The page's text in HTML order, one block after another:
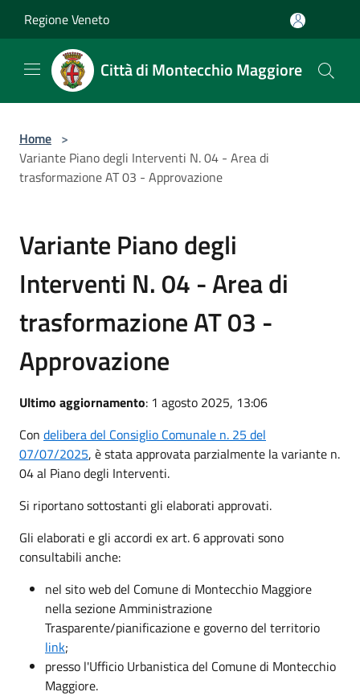
Regione Veneto
Città di Montecchio Maggiore
Home >
Variante Piano degli Interventi N. 04 - Area di
trasformazione AT 03 - Approvazione
Variante Piano degli
Interventi N. 04 - Area di
trasformazione AT 03 -
Approvazione
Ultimo aggiornamento: 1 agosto 2025, 13:06
Con delibera del Consiglio Comunale n. 25 del
07/07/2025, è stata approvata parzialmente la variante n.
04 al Piano degli Interventi.
Si riportano sottostanti gli elaborati approvati.
Gli elaborati e gli accordi ex art. 6 approvati sono
consultabili anche:
nel sito web del Comune di Montecchio Maggiore
nella sezione Amministrazione
Trasparente/pianificazione e governo del territorio
link;
presso l'Ufficio Urbanistica del Comune di Montecchio
Maggiore.